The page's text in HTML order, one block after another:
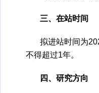
三、在站时间
拟进站时间为
不得超过1年。
四、研究方向